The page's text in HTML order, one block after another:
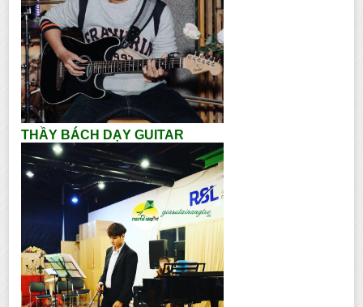
THẦY BÁCH DẠY GUITAR